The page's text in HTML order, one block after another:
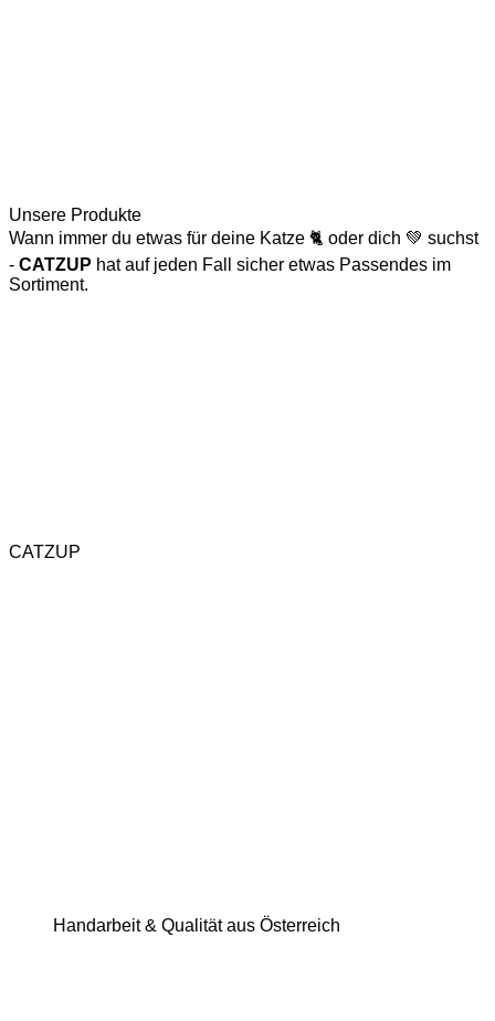
Unsere Produkte
Wann immer du etwas für deine Katze 🐈 oder dich 💚 suchst
- CATZUP hat auf jeden Fall sicher etwas Passendes im
Sortiment.
CATZUP
Handarbeit & Qualität aus Österreich